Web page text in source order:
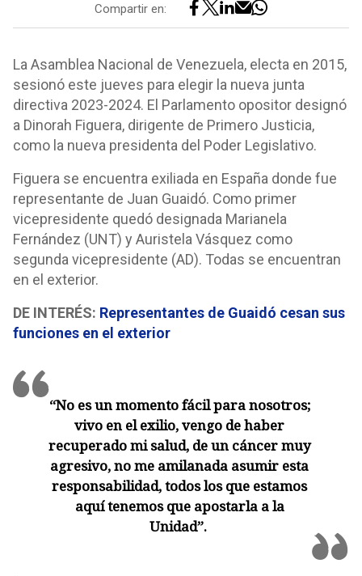
Compartir en:
La Asamblea Nacional de Venezuela, electa en 2015,
sesionó este jueves para elegir la nueva junta
directiva 2023-2024. El Parlamento opositor designó
a Dinorah Figuera, dirigente de Primero Justicia,
como la nueva presidenta del Poder Legislativo.
Figuera se encuentra exiliada en España donde fue
representante de Juan Guaidó. Como primer
vicepresidente quedó designada Marianela
Fernández (UNT) y Auristela Vásquez como
segunda vicepresidente (AD). Todas se encuentran
en el exterior.
DE INTERÉS: Representantes de Guaidó cesan sus
funciones en el exterior
“No es un momento fácil para nosotros;
vivo en el exilio, vengo de haber
recuperado mi salud, de un cáncer muy
agresivo, no me amilanada asumir esta
responsabilidad, todos los que estamos
aquí tenemos que apostarla a la
Unidad”.